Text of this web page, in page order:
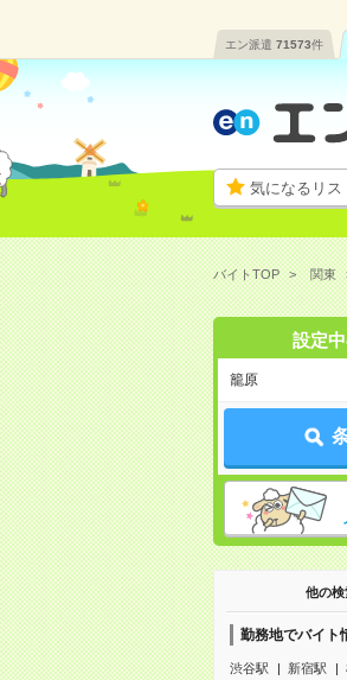
エン派遣 71573件
気になるリス
バイトTOP 関東
設定
籠原
他の検
勤務地でバイト
渋谷駅 新宿駅